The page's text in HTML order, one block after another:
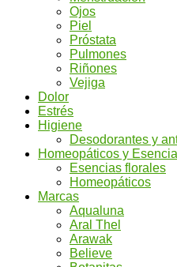
Ojos
Piel
Próstata
Pulmones
Riñones
Vejiga
Dolor
Estrés
Higiene
Desodorantes y
Homeopáticos y
Esencias florales
Homeopáticos
Marcas
Aqualuna
Aral Thel
Arawak
Believe